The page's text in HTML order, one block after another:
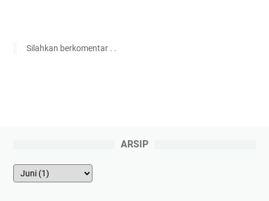
Silahkan berkomentar . .
ARSIP